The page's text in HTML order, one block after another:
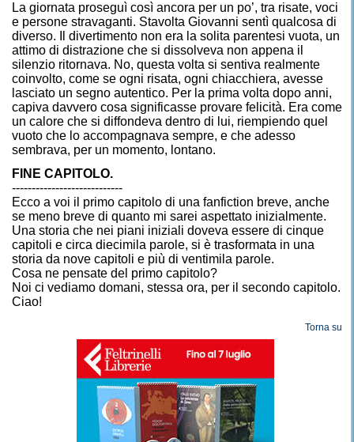
La giornata proseguì così ancora per un po’, tra risate, voci
e persone stravaganti. Stavolta Giovanni sentì qualcosa di
diverso. Il divertimento non era la solita parentesi vuota, un
attimo di distrazione che si dissolveva non appena il
silenzio ritornava. No, questa volta si sentiva realmente
coinvolto, come se ogni risata, ogni chiacchiera, avesse
lasciato un segno autentico. Per la prima volta dopo anni,
capiva davvero cosa significasse provare felicità. Era come
un calore che si diffondeva dentro di lui, riempiendo quel
vuoto che lo accompagnava sempre, e che adesso
sembrava, per un momento, lontano.
FINE CAPITOLO.
----------------------------
Ecco a voi il primo capitolo di una fanfiction breve, anche
se meno breve di quanto mi sarei aspettato inizialmente.
Una storia che nei piani iniziali doveva essere di cinque
capitoli e circa diecimila parole, si è trasformata in una
storia da nove capitoli e più di ventimila parole.
Cosa ne pensate del primo capitolo?
Noi ci vediamo domani, stessa ora, per il secondo capitolo.
Ciao!
Torna su